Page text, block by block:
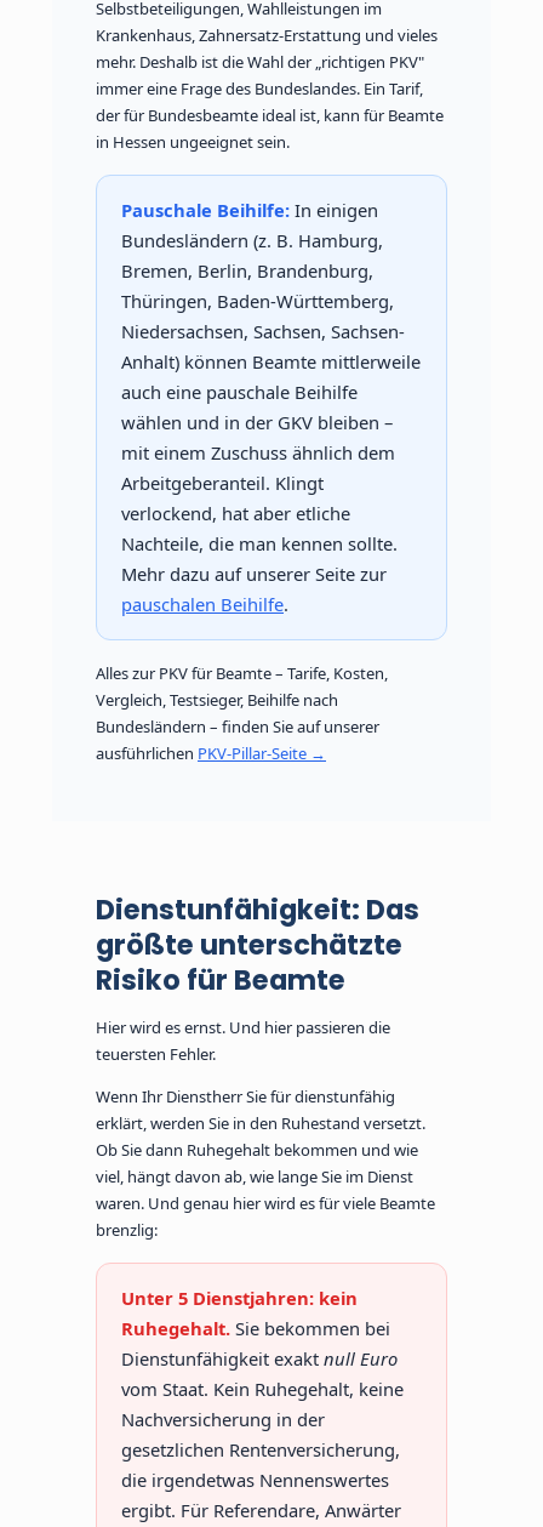
Selbstbeteiligungen, Wahlleistungen im
Krankenhaus, Zahnersatz-Erstattung und vieles
mehr. Deshalb ist die Wahl der „richtigen PKV"
immer eine Frage des Bundeslandes. Ein Tarif,
der für Bundesbeamte ideal ist, kann für Beamte
in Hessen ungeeignet sein.
Pauschale Beihilfe: In einigen
Bundesländern (z. B. Hamburg,
Bremen, Berlin, Brandenburg,
Thüringen, Baden-Württemberg,
Niedersachsen, Sachsen, Sachsen-
Anhalt) können Beamte mittlerweile
auch eine pauschale Beihilfe
wählen und in der GKV bleiben –
mit einem Zuschuss ähnlich dem
Arbeitgeberanteil. Klingt
verlockend, hat aber etliche
Nachteile, die man kennen sollte.
Mehr dazu auf unserer Seite zur
pauschalen Beihilfe.
Alles zur PKV für Beamte – Tarife, Kosten,
Vergleich, Testsieger, Beihilfe nach
Bundesländern – finden Sie auf unserer
ausführlichen PKV-Pillar-Seite →
Dienstunfähigkeit: Das
größte unterschätzte
Risiko für Beamte
Hier wird es ernst. Und hier passieren die
teuersten Fehler.
Wenn Ihr Dienstherr Sie für dienstunfähig
erklärt, werden Sie in den Ruhestand versetzt.
Ob Sie dann Ruhegehalt bekommen und wie
viel, hängt davon ab, wie lange Sie im Dienst
waren. Und genau hier wird es für viele Beamte
brenzlig:
Unter 5 Dienstjahren: kein
Ruhegehalt. Sie bekommen bei
Dienstunfähigkeit exakt null Euro
vom Staat. Kein Ruhegehalt, keine
Nachversicherung in der
gesetzlichen Rentenversicherung,
die irgendetwas Nennenswertes
ergibt. Für Referendare, Anwärter